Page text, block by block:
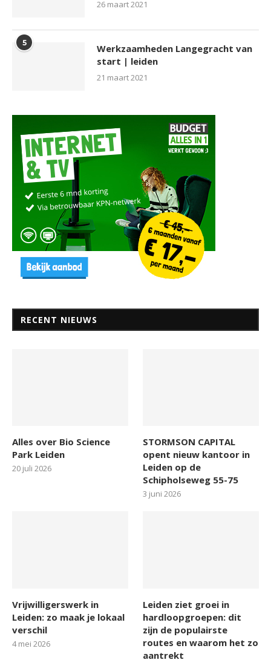
26 maart 2021
5
Werkzaamheden Langegracht van
start | leiden
21 maart 2021
RECENT NIEUWS
Alles over Bio Science
Park Leiden
20 juli 2026
STORMSON CAPITAL
opent nieuw kantoor in
Leiden op de
Schipholseweg 55-75
3 juni 2026
Vrijwilligerswerk in
Leiden: zo maak je lokaal
verschil
4 mei 2026
Leiden ziet groei in
hardloopgroepen: dit
zijn de populairste
routes en waarom het zo
aantrekt